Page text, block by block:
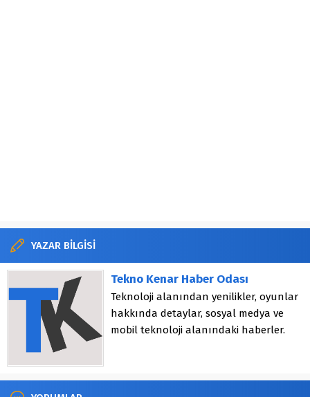
YAZAR BİLGİSİ
Tekno Kenar Haber Odası
Teknoloji alanından yenilikler, oyunlar
hakkında detaylar, sosyal medya ve
mobil teknoloji alanındaki haberler.